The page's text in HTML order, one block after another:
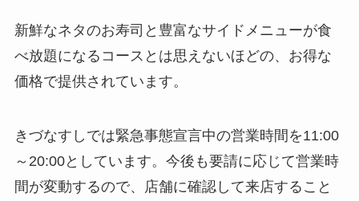
新鮮なネタのお寿司と豊富なサイドメニューが食
べ放題になるコースとは思えないほどの、お得な
価格で提供されています。
きづなすしでは緊急事態宣言中の営業時間を11:00
～20:00としています。今後も要請に応じて営業時
間が変動するので、店舗に確認して来店すること